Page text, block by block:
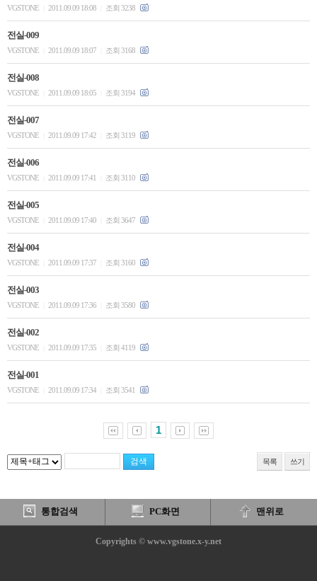
VGSTONE 2011.09.09 18:08 조회 3238
전실-009
VGSTONE 2011.09.09 18:07 조회 3168
전실-008
VGSTONE 2011.09.09 18:05 조회 3194
전실-007
VGSTONE 2011.09.09 17:42 조회 3119
전실-006
VGSTONE 2011.09.09 17:41 조회 3110
전실-005
VGSTONE 2011.09.09 17:40 조회 3647
전실-004
VGSTONE 2011.09.09 17:37 조회 3160
전실-003
VGSTONE 2011.09.09 17:36 조회 3580
전실-002
VGSTONE 2011.09.09 17:35 조회 4119
전실-001
VGSTONE 2011.09.09 17:34 조회 3541
1
목록 쓰기
통합검색 PC화면 맨위로
Copyrights © www.vgstone.x-y.net